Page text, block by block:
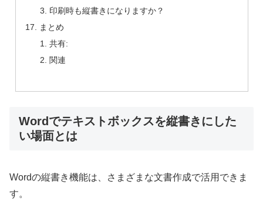
印刷時も縦書きになりますか？
まとめ
共有:
関連
Wordでテキストボックスを縦書きにした
い場面とは
Wordの縦書き機能は、さまざまな文書作成で活用できま
す。